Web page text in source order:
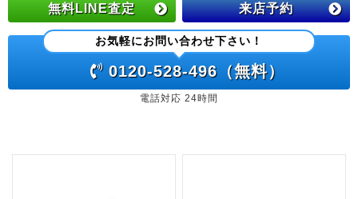
無料LINE査定 来店予約
お気軽にお問い合わせ下さい！
0120-528-496（無料）
電話対応 24時間